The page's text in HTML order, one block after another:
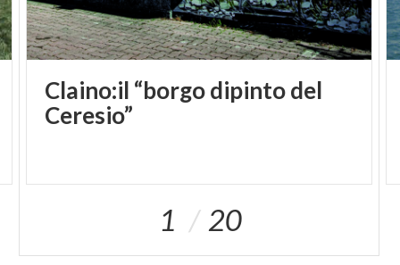
Claino:il “borgo dipinto del
Ceresio”
1 20